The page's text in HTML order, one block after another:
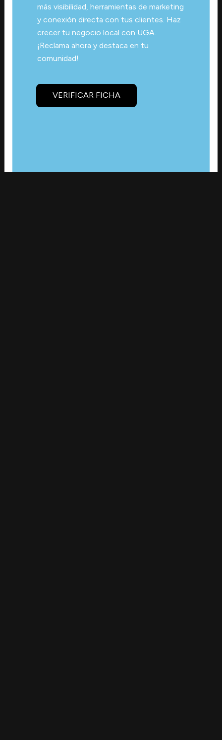
más visibilidad, herramientas de marketing
y conexión directa con tus clientes. Haz
crecer tu negocio local con UGA.
¡Reclama ahora y destaca en tu
comunidad!
VERIFICAR FICHA